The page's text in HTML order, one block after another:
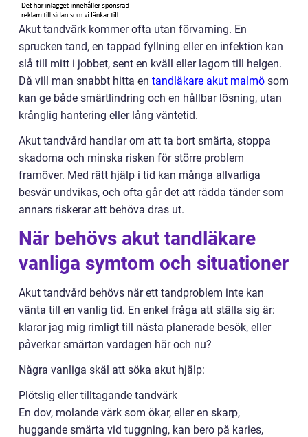
Akut tandvärk kommer ofta utan förvarning. En
sprucken tand, en tappad fyllning eller en infektion kan
slå till mitt i jobbet, sent en kväll eller lagom till helgen.
Då vill man snabbt hitta en tandläkare akut malmö som
kan ge både smärtlindring och en hållbar lösning, utan
krånglig hantering eller lång väntetid.
Akut tandvård handlar om att ta bort smärta, stoppa
skadorna och minska risken för större problem
framöver. Med rätt hjälp i tid kan många allvarliga
besvär undvikas, och ofta går det att rädda tänder som
annars riskerar att behöva dras ut.
När behövs akut tandläkare
vanliga symtom och situationer
Akut tandvård behövs när ett tandproblem inte kan
vänta till en vanlig tid. En enkel fråga att ställa sig är:
klarar jag mig rimligt till nästa planerade besök, eller
påverkar smärtan vardagen här och nu?
Några vanliga skäl att söka akut hjälp:
Plötslig eller tilltagande tandvärk
En dov, molande värk som ökar, eller en skarp,
huggande smärta vid tuggning, kan bero på karies,